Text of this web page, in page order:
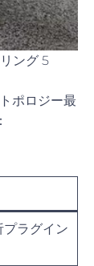
ング 5
ポロジー最
ラグイン